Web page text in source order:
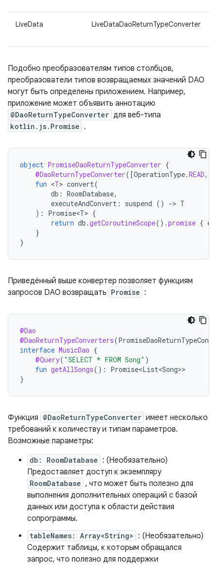
LiveData LiveDataDaoReturnTypeConverter
Подобно преобразователям типов столбцов,
преобразователи типов возвращаемых значений DAO
могут быть определены приложением. Например,
приложение может объявить аннотацию
@DaoReturnTypeConverter для веб-типа
kotlin.js.Promise .
object PromiseDaoReturnTypeConverter {
@DaoReturnTypeConverter( [OperationType.READ,
fun <T> convert(
db : RoomDatabase,
executeAndConvert : suspend () -> T
):
Promise<T> {
return db .getCoroutineScope().promise {
}
}
Приведённый выше конвертер позволяет функциям
запросов DAO возвращать Promise :
@Dao
@DaoReturnTypeConverters(
interface MusicDao {
@Query( "SELECT * FROM Song" )
fun getAllSongs(): Promise<List<Song>
}
Функция @DaoReturnTypeConverter имеет несколько
требований к количеству и типам параметров.
Возможные параметры:
db: RoomDatabase : (Необязательно)
Предоставляет доступ к экземпляру
RoomDatabase , что может быть полезно для
выполнения дополнительных операций с базой
данных или доступа к области действия
сопрограммы.
tableNames: Array<String> : (Необязательно)
Содержит таблицы, к которым обращался
запрос, что полезно для поддержки